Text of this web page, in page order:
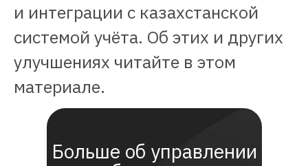
и интеграции с казахстанской
системой учёта. Об этих и других
улучшениях читайте в этом
материале.
Больше об управлении